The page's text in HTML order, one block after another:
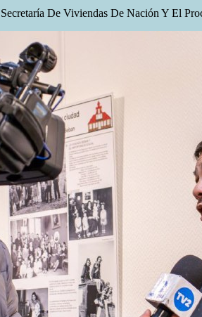
De Viviendas De Nación Y El